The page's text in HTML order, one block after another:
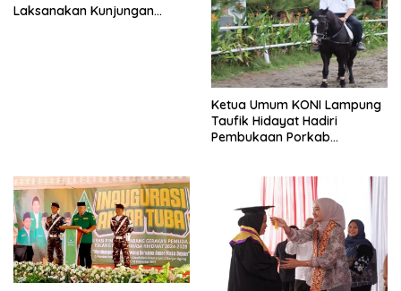
Laksanakan Kunjungan
Ketua Umum KONI Lampung
Taufik Hidayat Hadiri
Pembukaan Porkab